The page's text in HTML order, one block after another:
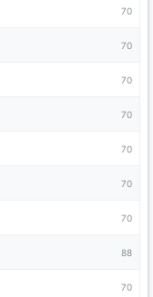
70
70
70
70
70
70
70
88
70